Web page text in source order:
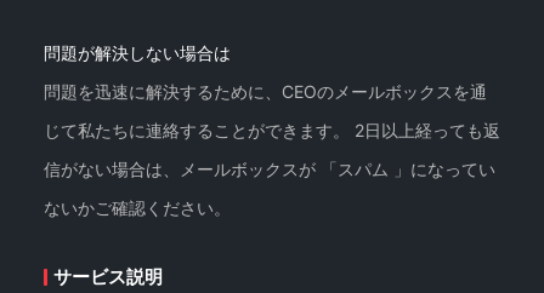
問題が解決しない場合は
問題を迅速に解決するために、CEOのメールボックスを通
じて私たちに連絡することができます。 2日以上経っても返
信がない場合は、メールボックスが 「スパム 」になってい
ないかご確認ください。
サービス説明